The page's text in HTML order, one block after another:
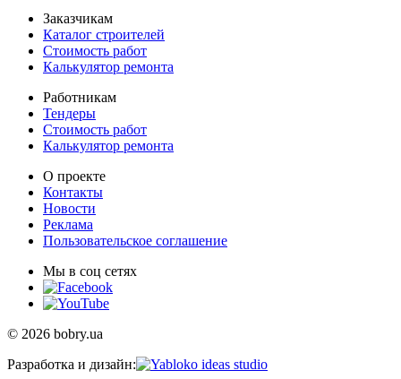
Заказчикам
Каталог строителей
Стоимость работ
Калькулятор ремонта
Работникам
Тендеры
Стоимость работ
Калькулятор ремонта
О проекте
Контакты
Новости
Реклама
Пользовательское соглашение
Мы в соц сетях
© 2026 bobry.ua
Разработка и дизайн: